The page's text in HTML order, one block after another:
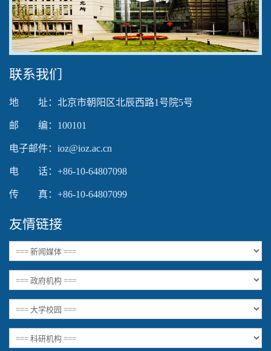
Video
联系我们
地 址：北京市朝阳区北辰西路1号院5号
邮 编：100101
电子邮件：ioz@ioz.ac.cn
电 话：+86-10-64807098
传 真：+86-10-64807099
友情链接